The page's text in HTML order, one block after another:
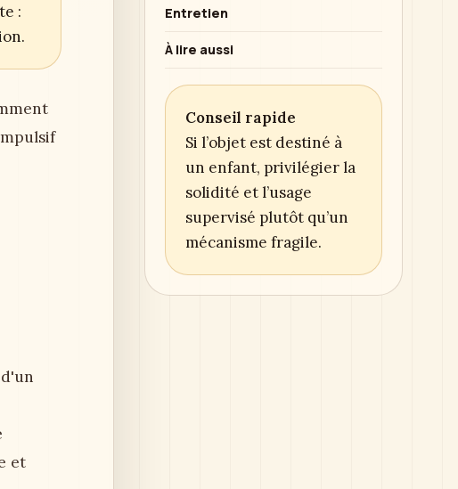
:
et
Entretien
À lire aussi
Conseil rapide
Si l’objet est destiné à
un enfant, privilégier la
solidité et l’usage
supervisé plutôt qu’un
mécanisme fragile.